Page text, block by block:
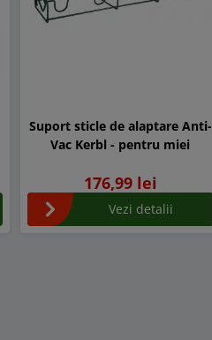
Suport sticle de alaptare Anti-
Vac Kerbl - pentru miei
176,99 lei
Vezi detalii